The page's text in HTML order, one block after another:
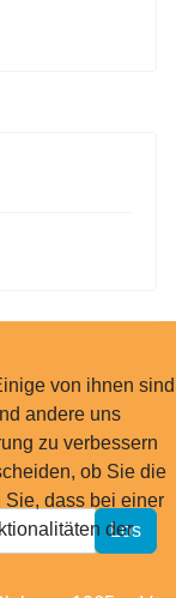
Los
von ihnen sind
andere uns
zu verbessern
ob Sie die
dass bei einer
der